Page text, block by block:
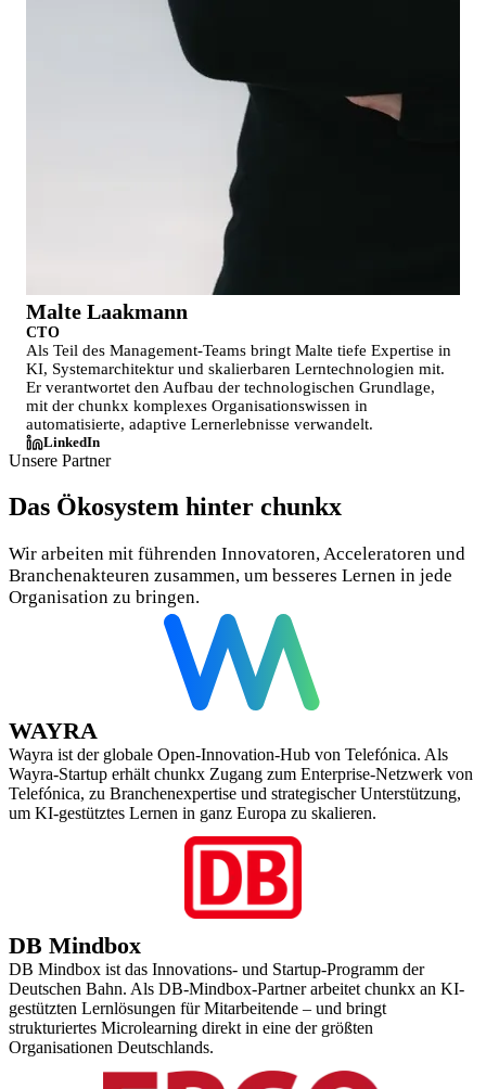
Malte Laakmann
CTO
Als Teil des Management-Teams bringt Malte tiefe Expertise in
KI, Systemarchitektur und skalierbaren Lerntechnologien mit.
Er verantwortet den Aufbau der technologischen Grundlage,
mit der chunkx komplexes Organisationswissen in
automatisierte, adaptive Lernerlebnisse verwandelt.
LinkedIn
Unsere Partner
Das Ökosystem hinter chunkx
Wir arbeiten mit führenden Innovatoren, Acceleratoren und
Branchenakteuren zusammen, um besseres Lernen in jede
Organisation zu bringen.
WAYRA
Wayra ist der globale Open-Innovation-Hub von Telefónica. Als
Wayra-Startup erhält chunkx Zugang zum Enterprise-Netzwerk von
Telefónica, zu Branchenexpertise und strategischer Unterstützung,
um KI-gestütztes Lernen in ganz Europa zu skalieren.
DB Mindbox
DB Mindbox ist das Innovations- und Startup-Programm der
Deutschen Bahn. Als DB-Mindbox-Partner arbeitet chunkx an KI-
gestützten Lernlösungen für Mitarbeitende – und bringt
strukturiertes Microlearning direkt in eine der größten
Organisationen Deutschlands.